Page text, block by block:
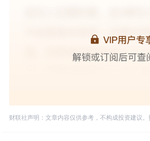
财联社声明：文章内容仅供参考，不构成投资建议。